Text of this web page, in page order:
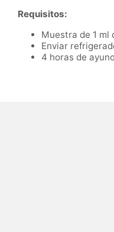
Requisitos:
Muestra de 1 ml
Enviar
4 horas de